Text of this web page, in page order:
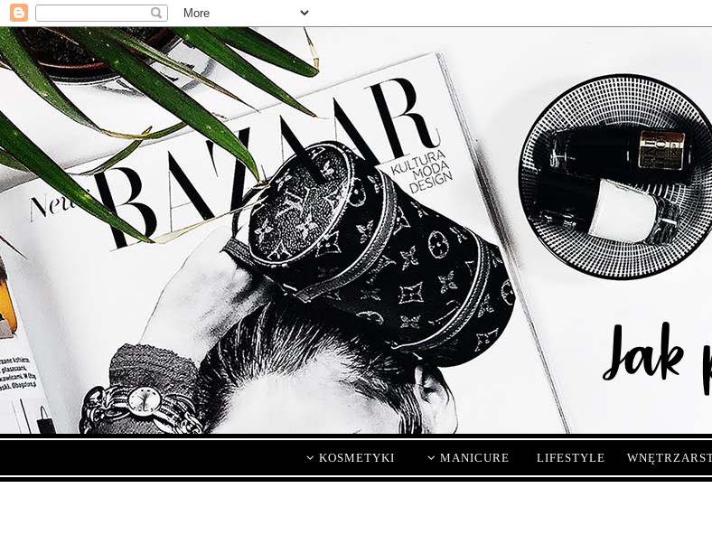
KOSMETYKI MANICURE LIFESTYLE